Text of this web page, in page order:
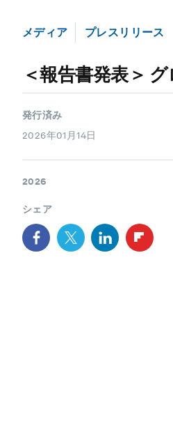
メディア プレスリリース
＜報告書発表＞
発行済み
2026年01月14日
2026
シェア